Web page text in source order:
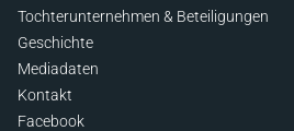
Tochterunternehmen & Beteiligungen
Geschichte
Mediadaten
Kontakt
Facebook